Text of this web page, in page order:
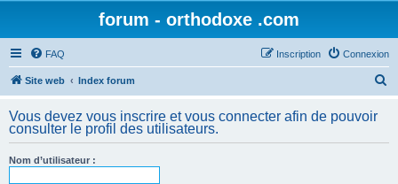
forum - orthodoxe .com
FAQ Connexion
Inscription
Site web Index forum
h
Vous devez vous inscrire et vous connecter afin de pouvoir
consulter le profil des utilisateurs.
Nom d’utilisateur :